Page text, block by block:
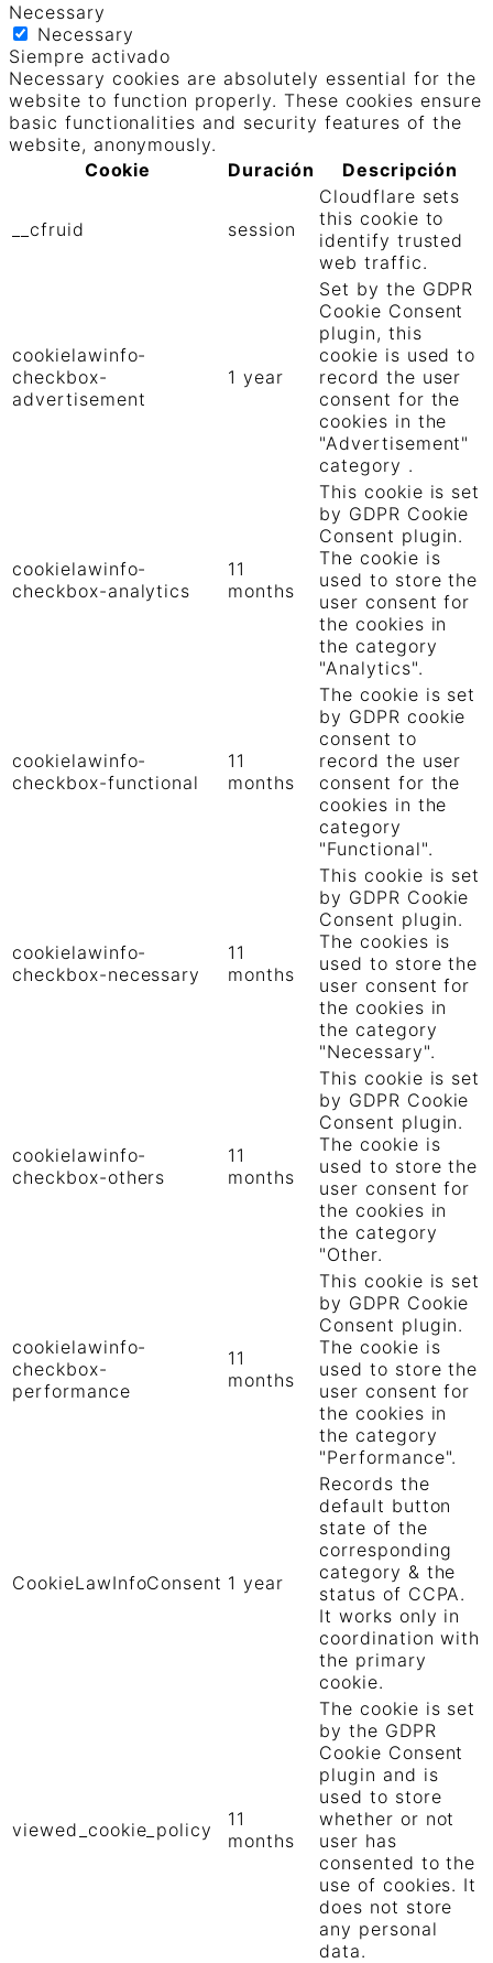
Necessary
Necessary
Siempre activado
Necessary cookies are absolutely essential for the
website to function properly. These cookies ensure
basic functionalities and security features of the
website, anonymously.
Cookie
Duración Descripción
__cfruid session
Cloudflare sets
this cookie to
identify trusted
web traffic.
cookielawinfo-
checkbox-
advertisement
1 year
Set by the GDPR
Cookie Consent
plugin, this
cookie is used to
record the user
consent for the
cookies in the
"Advertisement"
category .
cookielawinfo-
checkbox-analytics
11
months
This cookie is set
by GDPR Cookie
Consent plugin.
The cookie is
used to store the
user consent for
the cookies in
the category
"Analytics".
cookielawinfo-
checkbox-functional
11
months
The cookie is set
by GDPR cookie
consent to
record the user
consent for the
cookies in the
category
"Functional".
cookielawinfo-
checkbox-necessary
11
months
This cookie is set
by GDPR Cookie
Consent plugin.
The cookies is
used to store the
user consent for
the cookies in
the category
"Necessary".
cookielawinfo-
checkbox-others
11
months
This cookie is set
by GDPR Cookie
Consent plugin.
The cookie is
used to store the
user consent for
the cookies in
the category
"Other.
cookielawinfo-
checkbox-
performance
11
months
This cookie is set
by GDPR Cookie
Consent plugin.
The cookie is
used to store the
user consent for
the cookies in
the category
"Performance".
CookieLawInfoConsent 1 year
Records the
default button
state of the
corresponding
category & the
status of CCPA.
It works only in
coordination with
the primary
cookie.
viewed_cookie_policy
11
months
The cookie is set
by the GDPR
Cookie Consent
plugin and is
used to store
whether or not
user has
consented to the
use of cookies. It
does not store
any personal
data.